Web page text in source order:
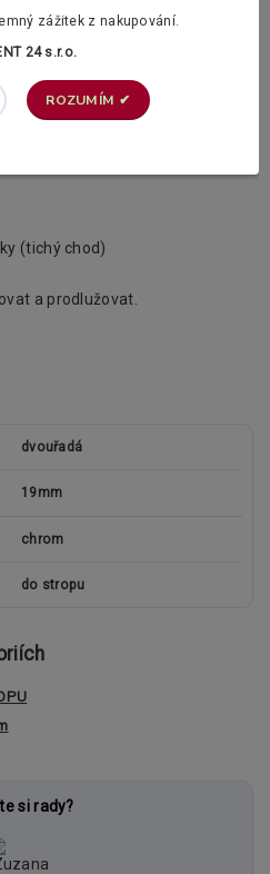
(tichý chod)
a prodlužovat.
dvouřadá
19mm
chrom
do stropu
si rady?
zážitek z nakupování.
24 s.r.o.
ROZUMÍM ✔